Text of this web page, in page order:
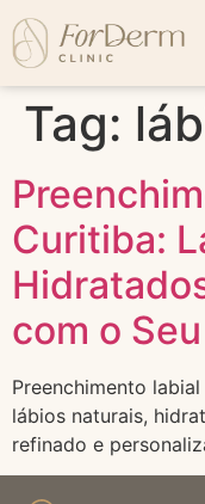
Tag:
Curitiba:
com o
Preenchimento
lábios naturais,
refinado e